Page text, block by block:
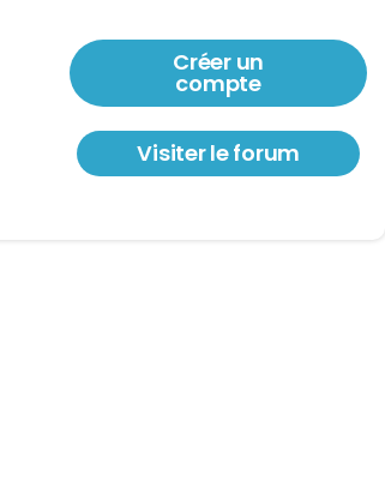
Créer un
compte
Visiter le forum